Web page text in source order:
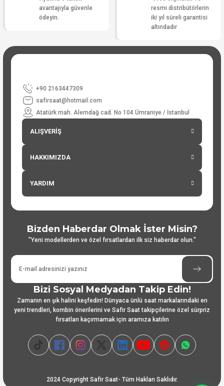
avantajıyla güvenle
ödeyin.
resmi distribütörlerin
iki yıl süreli garantisi
altındadır
+90 2163447309
safirsaat@hotmail.com
Atatürk mah. Alemdağ cad. No 104 Ümraniye / İstanbul
ALIŞVERİŞ
HAKKIMIZDA
YARDIM
Bizden Haberdar Olmak İster Misin?
"Yeni modellerden ve özel fırsatlardan ilk siz haberdar olun."
Bizi Sosyal Medyadan Takip Edin!
Zamanın en şık halini keşfedin! Dünyaca ünlü saat markalarındaki en
yeni trendleri, kombin önerilerini ve Safir Saat takipçilerine özel sürpriz
fırsatları kaçırmamak için aramıza katılın
2024 Copyright Safir Saat- Tüm Hakları Saklıdır.